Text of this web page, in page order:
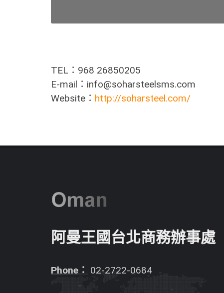
TEL：968 26850205
E-mail：info@soharsteelsms.com
Website： http://soharsteel.com/
阿曼王國台北商務辦事處
Phone： 02-2722-0684